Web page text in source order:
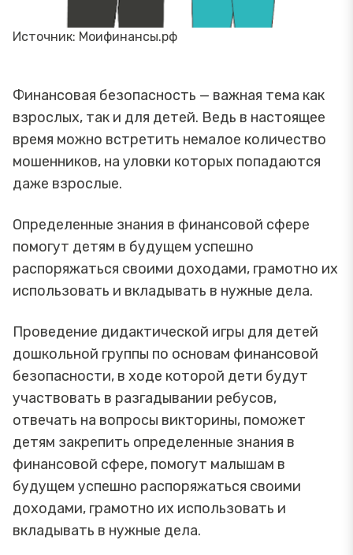
Источник: Моифинансы.рф
Финансовая безопасность — важная тема как
взрослых, так и для детей. Ведь в настоящее
время можно встретить немалое количество
мошенников, на уловки которых попадаются
даже взрослые.
Определенные знания в финансовой сфере
помогут детям в будущем успешно
распоряжаться своими доходами, грамотно их
использовать и вкладывать в нужные дела.
Проведение дидактической игры для детей
дошкольной группы по основам финансовой
безопасности, в ходе которой дети будут
участвовать в разгадывании ребусов,
отвечать на вопросы викторины, поможет
детям закрепить определенные знания в
финансовой сфере, помогут малышам в
будущем успешно распоряжаться своими
доходами, грамотно их использовать и
вкладывать в нужные дела.